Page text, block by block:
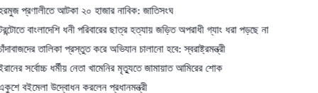
আটকা ২০ হাজার নাবিক: জাতিসংঘ
ধনী পরিবারের ছাত্র হত্যায় জড়িত অপরাধী গ্যাং ধরা পড়ছে না
তালিকা প্রস্তুত করে অভিযান চালানো হবে: স্বরাষ্ট্রমন্ত্রী
ধর্মীয় নেতা খামেনির মৃত্যুতে জামায়াত আমিরের শোক
উদ্বোধন করলেন প্রধানমন্ত্রী